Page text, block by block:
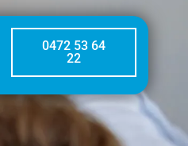
0472 53 64
22